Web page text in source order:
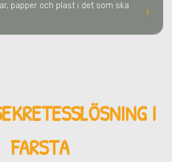
keyboard_arrow_right
papper och plast i det som ska
I
FARSTA